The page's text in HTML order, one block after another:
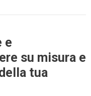
e
su misura e
tua